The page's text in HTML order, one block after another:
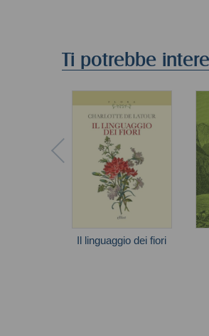
Ti potrebbe
Il linguaggio dei fiori